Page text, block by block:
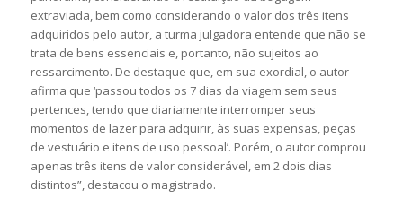
extraviada, bem como considerando o valor dos três itens
adquiridos pelo autor, a turma julgadora entende que não se
trata de bens essenciais e, portanto, não sujeitos ao
ressarcimento. De destaque que, em sua exordial, o autor
afirma que ‘passou todos os 7 dias da viagem sem seus
pertences, tendo que diariamente interromper seus
momentos de lazer para adquirir, às suas expensas, peças
de vestuário e itens de uso pessoal’. Porém, o autor comprou
apenas três itens de valor considerável, em 2 dois dias
distintos”, destacou o magistrado.